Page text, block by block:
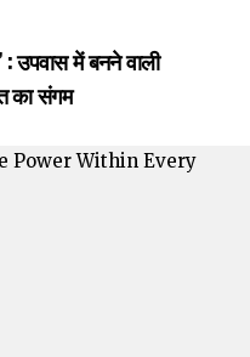
: उपवास में बनने वाली
का संगम